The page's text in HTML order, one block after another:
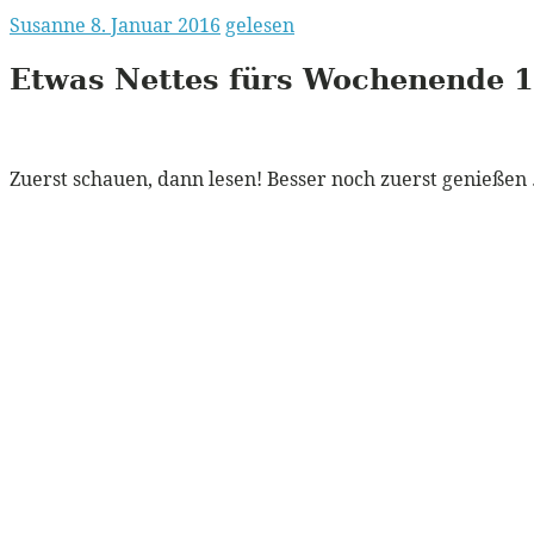
Susanne 8. Januar 2016 gelesen
Etwas Nettes fürs Wochenende
Zuerst schauen, dann lesen! Besser noch zuerst